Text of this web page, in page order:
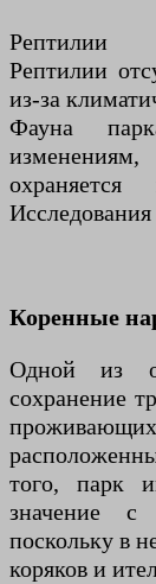
Рептилии
Рептилии
из-за
Фауна
Коренные
Одной из
сохранение
того, парк
значение с
поскольку в
коряков и